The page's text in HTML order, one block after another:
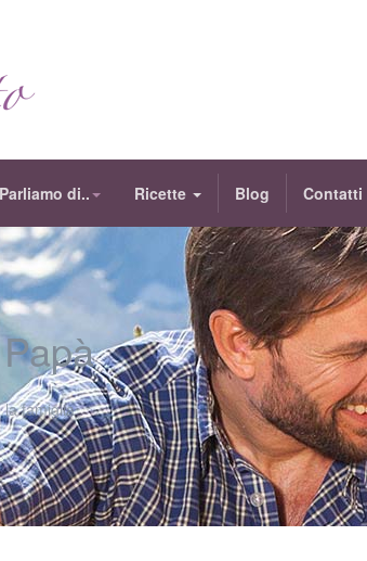
Parliamo di.. Ricette Blog Contatti
la famiglia